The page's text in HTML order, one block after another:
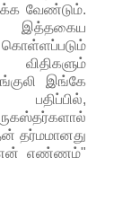
வேண்டும்.
இத்தகைய
இங்கே
தர்மமானது
என் எண்ணம்"